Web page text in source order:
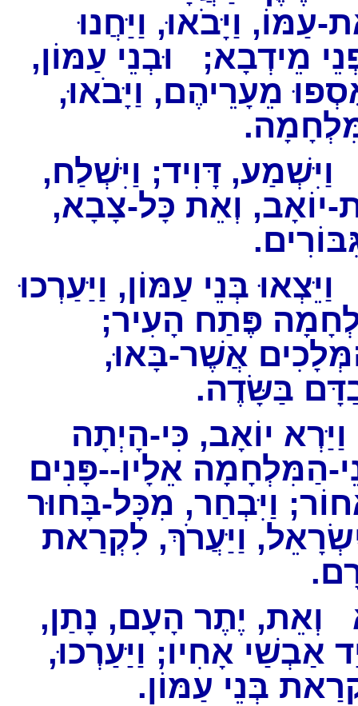
עַמּוֹ, וַיָּבֹאוּ, וַיַּחֲנוּ
מֵידְבָא; וּבְנֵי עַמּוֹן,
מֵעָרֵיהֶם, וַיָּבֹאוּ,
דָּוִיד; וַיִּשְׁלַח,
יוֹאָב, וְאֵת כָּל-צָבָא,
בְּנֵי עַמּוֹן, וַיַּעַרְכוּ
פֶּתַח הָעִיר;
אֲשֶׁר-בָּאוּ,
בַּשָּׂדֶה.
יוֹאָב, כִּי-הָיְתָה
הַמִּלְחָמָה אֵלָיו--פָּנִים
וַיִּבְחַר, מִכָּל-בָּחוּר
וַיַּעֲרֹךְ, לִקְרַאת
וְאֵת, יֶתֶר הָעָם, נָתַן,
אַבְשַׁי אָחִיו; וַיַּעַרְכוּ,
בְּנֵי עַמּוֹן.